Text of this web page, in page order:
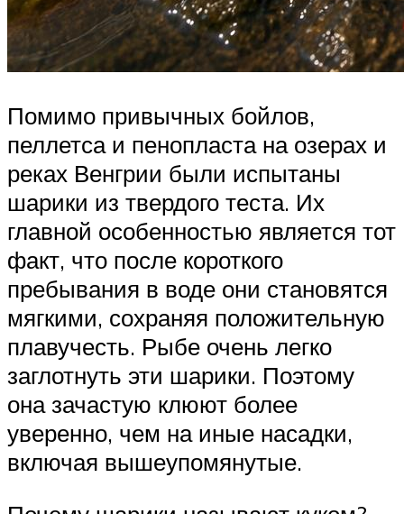
Помимо привычных бойлов,
пеллетса и пенопласта на озерах и
реках Венгрии были испытаны
шарики из твердого теста. Их
главной особенностью является тот
факт, что после короткого
пребывания в воде они становятся
мягкими, сохраняя положительную
плавучесть. Рыбе очень легко
заглотнуть эти шарики. Поэтому
она зачастую клюют более
уверенно, чем на иные насадки,
включая вышеупомянутые.